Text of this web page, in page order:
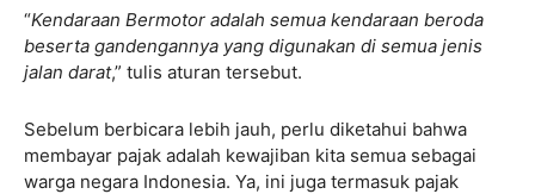
“Kendaraan Bermotor adalah semua kendaraan beroda
beserta gandengannya yang digunakan di semua jenis
jalan darat,” tulis aturan tersebut.
Sebelum berbicara lebih jauh, perlu diketahui bahwa
membayar pajak adalah kewajiban kita semua sebagai
warga negara Indonesia. Ya, ini juga termasuk pajak